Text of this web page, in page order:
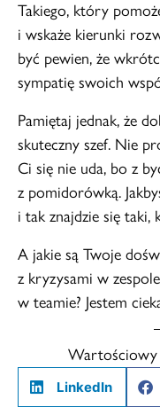
Takiego, który
i wskaże kierunki
być pewien, że
sympatię swoich
Pamiętaj jednak, że
skuteczny szef. Nie
Ci się nie uda, bo z
z pomidorówką.
i tak znajdzie się
A jakie są Twoje
z kryzysami w
w teamie? Jestem
Wartościowy
LinkedIn